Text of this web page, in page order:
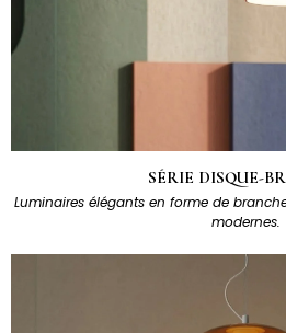
SÉRIE DISQUE-
Luminaires élégants en forme de
modernes.